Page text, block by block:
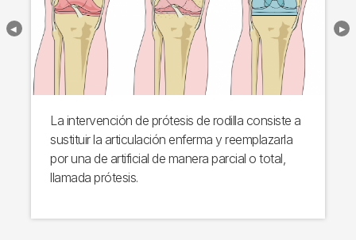
La intervención de prótesis de rodilla consiste a
sustituir la articulación enferma y reemplazarla
por una de artificial de manera parcial o total,
llamada prótesis.